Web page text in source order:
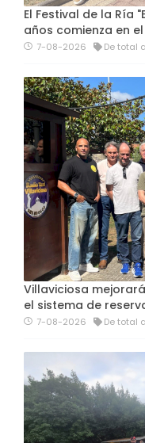
El Festival de la Ría
años comienza en
7-08-2026 De total
Villaviciosa
el sistema de
7-08-2026 De total